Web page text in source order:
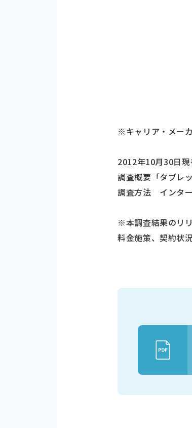
※キャリア・メー
2012年10月30日
調査概要「タブレ
調査方法 インタ
※本調査結果のリ
料金施策、契約状